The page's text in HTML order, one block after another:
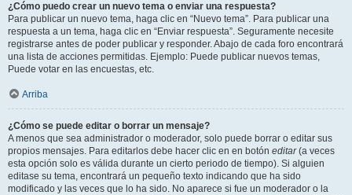
¿Cómo puedo crear un nuevo tema o enviar una respuesta?
Para publicar un nuevo tema, haga clic en “Nuevo tema”. Para publicar una
respuesta a un tema, haga clic en “Enviar respuesta”. Seguramente necesite
registrarse antes de poder publicar y responder. Abajo de cada foro encontrará
una lista de acciones permitidas. Ejemplo: Puede publicar nuevos temas,
Puede votar en las encuestas, etc.
Arriba
¿Cómo se puede editar o borrar un mensaje?
A menos que sea administrador o moderador, solo puede borrar o editar sus
propios mensajes. Para editarlos debe hacer clic en en botón editar(a veces
esta opción solo es válida durante un cierto periodo de tiempo). Si alguien
editase su tema, encontrará un pequeño texto indicando que ha sido
modificado y las veces que lo ha sido. No aparece si fue un moderador o la